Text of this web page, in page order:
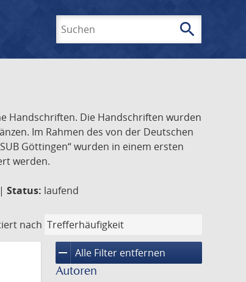
search
Handschriften. Die Handschriften wurden
Im Rahmen des von der Deutschen
Göttingen“ wurden in einem ersten
werden.
Status: laufend
nach
remove Alle Filter entfernen
Autoren